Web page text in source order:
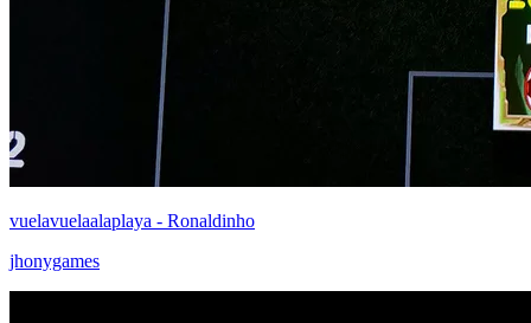
vuelavuelaalaplaya - Ronaldinho
jhonygames